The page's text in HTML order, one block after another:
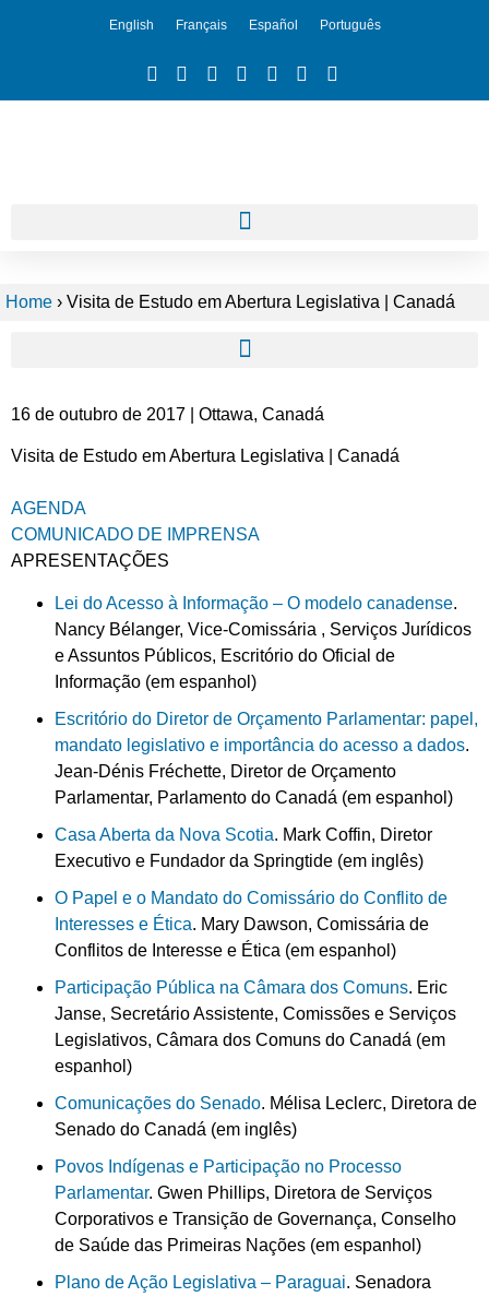
English Français Español Português
Home › Visita de Estudo em Abertura Legislativa | Canadá
16 de outubro de 2017 | Ottawa, Canadá
Visita de Estudo em Abertura Legislativa | Canadá
AGENDA
COMUNICADO DE IMPRENSA
APRESENTAÇÕES
Lei do Acesso à Informação – O modelo canadense.
Nancy Bélanger, Vice-Comissária , Serviços Jurídicos
e Assuntos Públicos, Escritório do Oficial de
Informação (em espanhol)
Escritório do Diretor de Orçamento Parlamentar: papel,
mandato legislativo e importância do acesso a dados.
Jean-Dénis Fréchette, Diretor de Orçamento
Parlamentar, Parlamento do Canadá (em espanhol)
Casa Aberta da Nova Scotia. Mark Coffin, Diretor
Executivo e Fundador da Springtide (em inglês)
O Papel e o Mandato do Comissário do Conflito de
Interesses e Ética. Mary Dawson, Comissária de
Conflitos de Interesse e Ética (em espanhol)
Participação Pública na Câmara dos Comuns. Eric
Janse, Secretário Assistente, Comissões e Serviços
Legislativos, Câmara dos Comuns do Canadá (em
espanhol)
Comunicações do Senado. Mélisa Leclerc, Diretora de
Senado do Canadá (em inglês)
Povos Indígenas e Participação no Processo
Parlamentar. Gwen Phillips, Diretora de Serviços
Corporativos e Transição de Governança, Conselho
de Saúde das Primeiras Nações (em espanhol)
Plano de Ação Legislativa – Paraguai. Senadora